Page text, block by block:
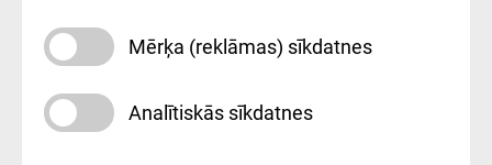
pakalpojumu
cenrādis
Mērķa (reklāmas) sīkdatnes
Analītiskās sīkdatnes